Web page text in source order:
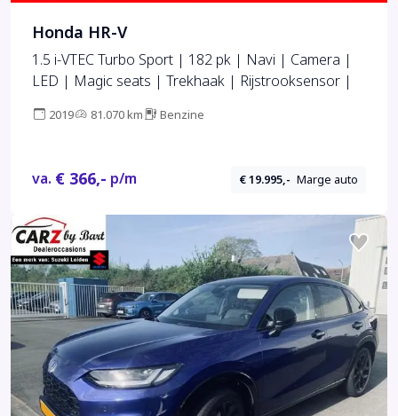
Honda HR-V
1.5 i-VTEC Turbo Sport | 182 pk | Navi | Camera |
LED | Magic seats | Trekhaak | Rijstrooksensor |
2019 81.070 km Benzine
va. € 366,- p/m € 19.995,- Marge auto